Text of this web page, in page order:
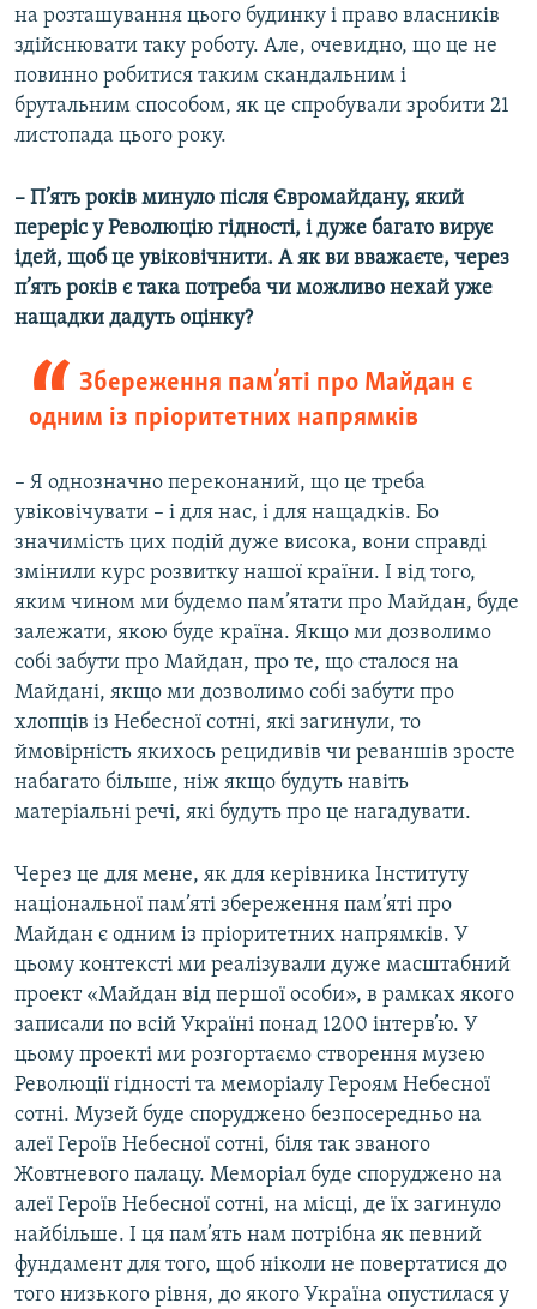
на розташування цього будинку і право власників
здійснювати таку роботу. Але, очевидно, що це не
повинно робитися таким скандальним і
брутальним способом, як це спробували зробити 21
листопада цього року.
– П’ять років минуло після Євромайдану, який
переріс у Революцію гідності, і дуже багато вирує
ідей, щоб це увіковічнити. А як ви вважаєте, через
п’ять років є така потреба чи можливо нехай уже
нащадки дадуть оцінку?
Збереження пам’яті про Майдан є
одним із пріоритетних напрямків
– Я однозначно переконаний, що це треба
увіковічувати – і для нас, і для нащадків. Бо
значимість цих подій дуже висока, вони справді
змінили курс розвитку нашої країни. І від того,
яким чином ми будемо пам’ятати про Майдан, буде
залежати, якою буде країна. Якщо ми дозволимо
собі забути про Майдан, про те, що сталося на
Майдані, якщо ми дозволимо собі забути про
хлопців із Небесної сотні, які загинули, то
ймовірність якихось рецидивів чи реваншів зросте
набагато більше, ніж якщо будуть навіть
матеріальні речі, які будуть про це нагадувати.
Через це для мене, як для керівника Інституту
національної пам’яті збереження пам’яті про
Майдан є одним із пріоритетних напрямків. У
цьому контексті ми реалізували дуже масштабний
проект «Майдан від першої особи», в рамках якого
записали по всій Україні понад 1200 інтерв’ю. У
цьому проекті ми розгортаємо створення музею
Революції гідності та меморіалу Героям Небесної
сотні. Музей буде споруджено безпосередньо на
алеї Героїв Небесної сотні, біля так званого
Жовтневого палацу. Меморіал буде споруджено на
алеї Героїв Небесної сотні, на місці, де їх загинуло
найбільше. І ця пам’ять нам потрібна як певний
фундамент для того, щоб ніколи не повертатися до
того низького рівня, до якого Україна опустилася у